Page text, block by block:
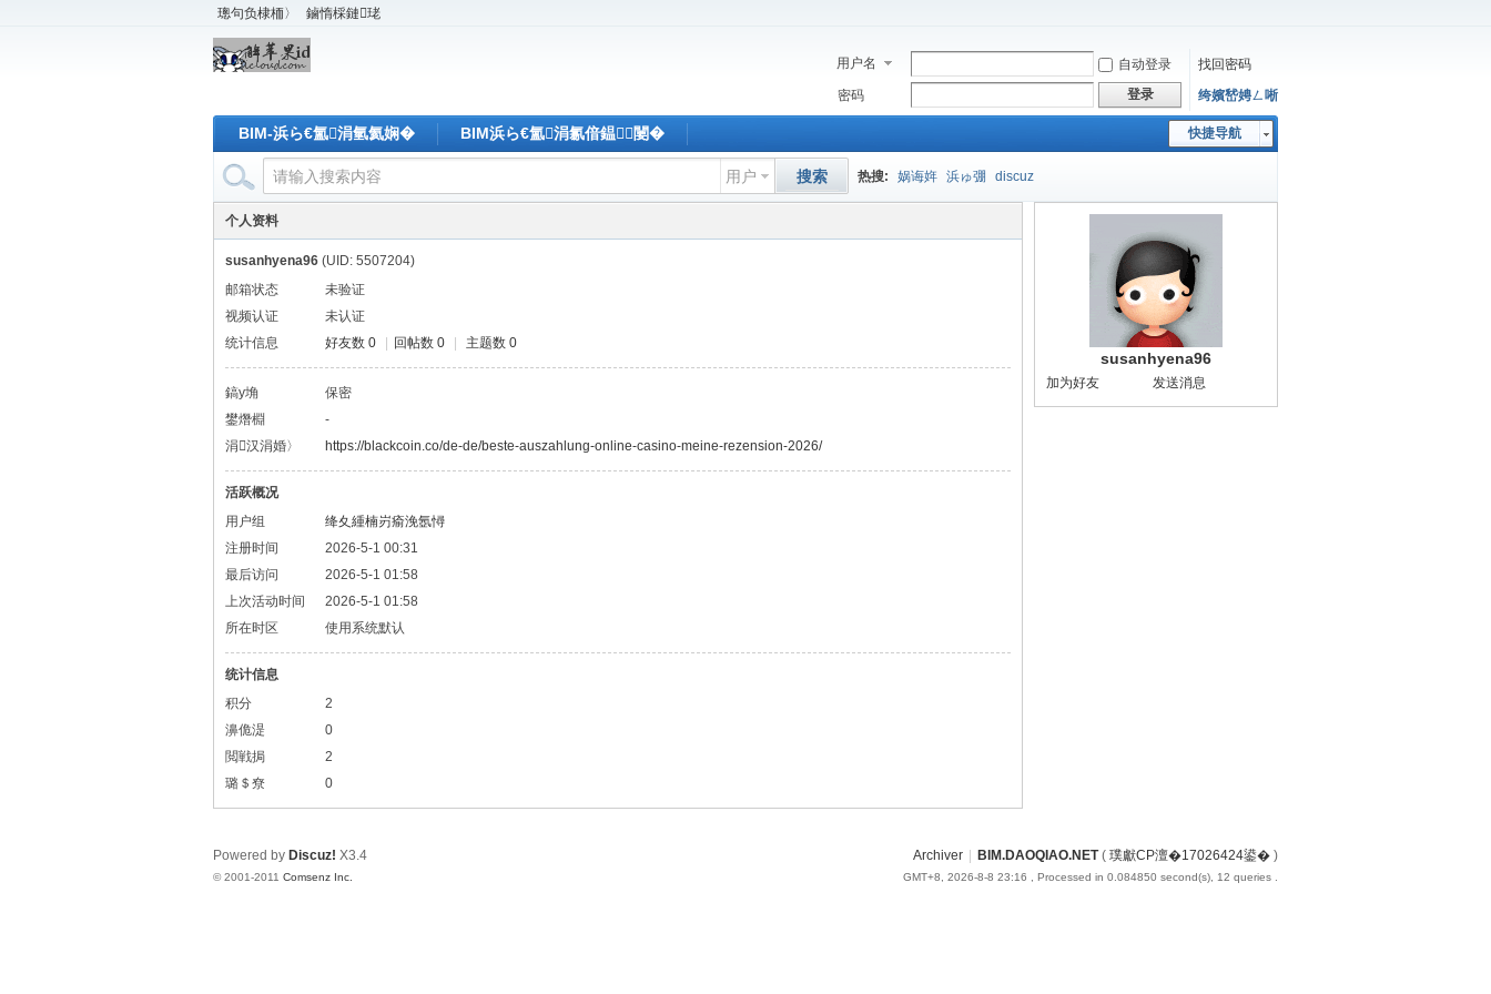
璁句负棣栭〉 鏀惰棌鏈珯
用户名 自动登录
找回密码
密码
登录 绔嬪嵆娉ㄥ唽
快捷导航
BIM-浜ら€氳涓氫氦娴� BIM浜ら€氳涓氱偣鎾闄�
用户 搜索 热搜: 娲诲姩 浜ゅ弸 discuz
个人资料
susanhyena96 (UID: 5507204)
邮箱状态
未验证
视频认证
未认证
统计信息
好友数 0 回帖数 0 主题数 0
鎬у埆
保密
鐢熸棩
-
涓汉涓婚〉
https://blackcoin.co/de-de/beste-auszahlung-online-casino-meine-rezension-2026/
活跃概况
用户组
绛夊緟楠岃瘉浼氬憳
注册时间
2026-5-1 00:31
最后访问
2026-5-1 01:58
上次活动时间
2026-5-1 01:58
所在时区
使用系统默认
统计信息
积分
2
濞佹湜
0
閲戦挶
2
璐＄尞
0
susanhyena96
加为好友 发送消息
Archiver BIM.DAOQIAO.NET( 璞獻CP澶�17026424鍙� )
GMT+8, 2026-8-8 23:16 , Processed in 0.084850 second(s), 12 queries .
Powered by Discuz! X3.4
© 2001-2011 Comsenz Inc.